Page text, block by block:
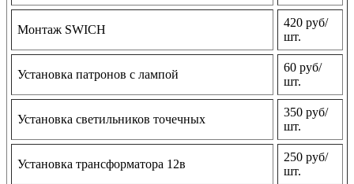
Монтаж SWICH
420 руб/
шт.
Установка патронов с лампой
60 руб/
шт.
Установка светильников точечных
350 руб/
шт.
Установка трансформатора 12в
250 руб/
шт.